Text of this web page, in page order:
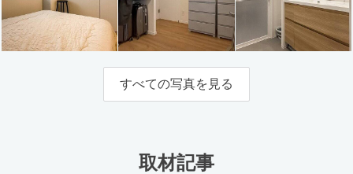
すべての写真を見る
取材記事